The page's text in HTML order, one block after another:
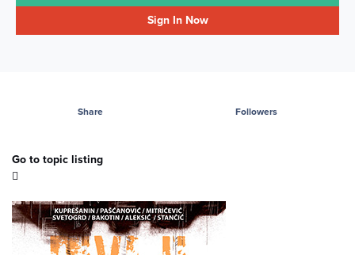
Sign In Now
Share Followers
Go to topic listing